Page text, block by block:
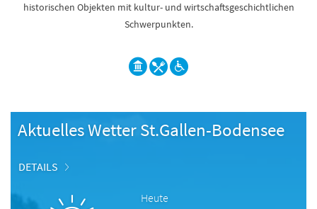
historischen Objekten mit kultur- und wirtschaftsgeschichtlichen
Schwerpunkten.
Aktuelles Wetter St.Gallen-Bodensee
DETAILS
Heute